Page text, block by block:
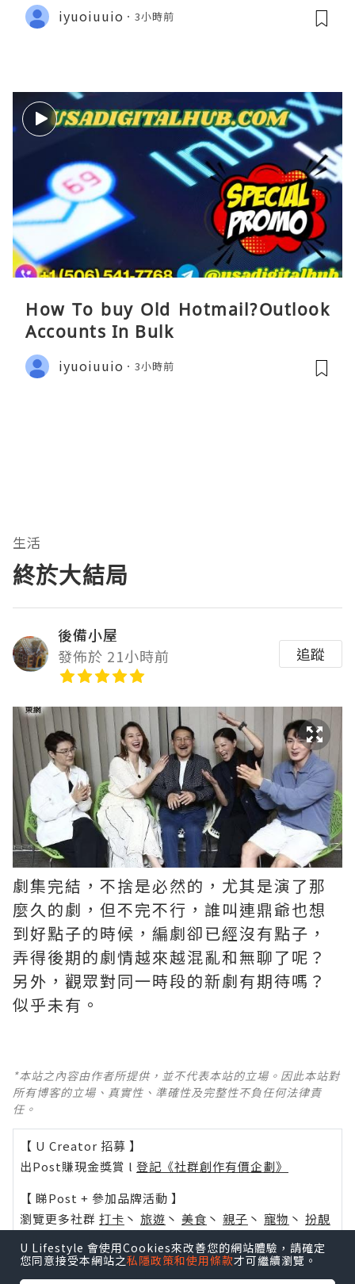
iyuoiuuio 3小時前
How To buy Old Hotmail?Outlook
Accounts In Bulk
iyuoiuuio 3小時前
生活
終於大結局
後備小屋
發佈於 21小時前
追蹤
劇集完結，不捨是必然的，尤其是演了那
麼久的劇，但不完不行，誰叫連鼎爺也想
到好點子的時候，編劇卻已經沒有點子，
弄得後期的劇情越來越混亂和無聊了呢？ ​​​
另外，觀眾對同一時段的新劇有期待嗎？
似乎未有。
*本站之內容由作者所提供，並不代表本站的立場。因此本站對
所有博客的立場、真實性、準確性及完整性不負任何法律責
任。
【 U Creator 招募 】
出Post賺現金獎賞 l 登記《社群創作有價企劃》
【 睇Post + 參加品牌活動 】
瀏覽更多社群 打卡 丶 旅遊 丶 美食 丶 親子 丶 寵物 丶 扮靚
活動情報
U Blog開咗WhatsApp啦！發掘更多吃喝玩樂資訊！
U Lifestyle 會使用Cookies來改善您的網站體驗，請確定
您同意接受本網站之私隱政策和使用條款才可繼續瀏覽。